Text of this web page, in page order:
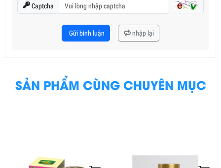
Captcha
Gửi bình luận nhập lại
SẢN PHẨM CÙNG CHUYÊN MỤC